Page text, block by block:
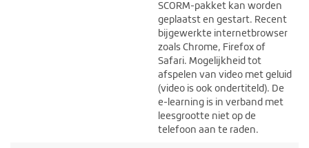
SCORM-pakket kan worden
geplaatst en gestart. Recent
bijgewerkte internetbrowser
zoals Chrome, Firefox of
Safari. Mogelijkheid tot
afspelen van video met geluid
(video is ook ondertiteld). De
e-learning is in verband met
leesgrootte niet op de
telefoon aan te raden.